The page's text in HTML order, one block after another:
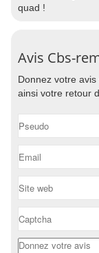
quad !
Avis Cbs-
Donnez votre
ainsi votre retour